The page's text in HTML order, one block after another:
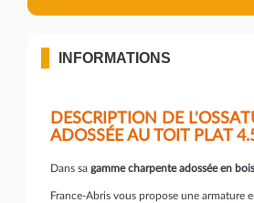
INFORMATIONS
DESCRIPTION DE
ADOSSÉE AU TOIT PLAT
Dans sa gamme charpente adossée en
France-Abris vous propose une armature